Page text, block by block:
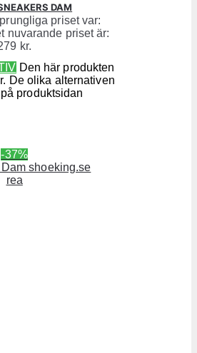
DAM
priset var:
nuvarande priset är:
kr.
Den här produkten
De olika alternativen
produktsidan
-37%